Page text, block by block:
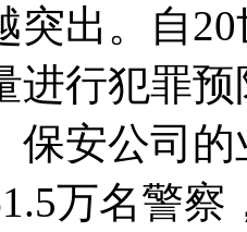
突出。自
进行犯罪
保安公司
万名警